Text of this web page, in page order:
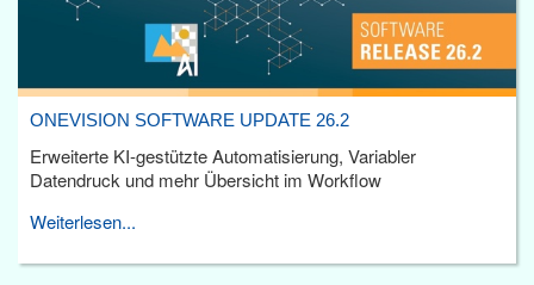
ONEVISION SOFTWARE UPDATE 26.2
Erweiterte KI-gestützte Automatisierung, Variabler
Datendruck und mehr Übersicht im Workflow
Weiterlesen...